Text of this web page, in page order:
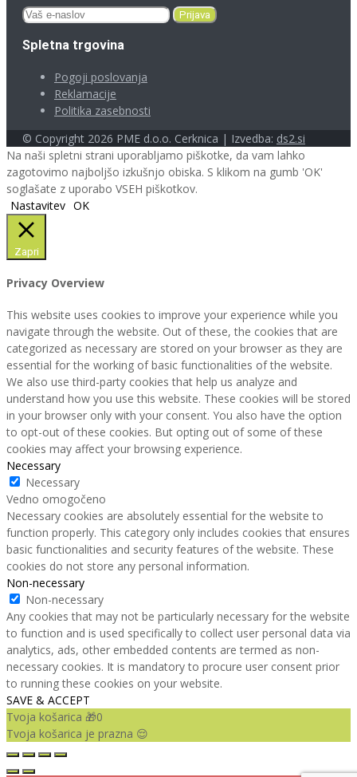
Spletna trgovina
Pogoji poslovanja
Reklamacije
Politika zasebnosti
© Copyright 2026 PME d.o.o. Cerknica | Izvedba: ds2.si
Na naši spletni strani uporabljamo piškotke, da vam lahko
zagotovimo najboljšo izkušnjo obiska. S klikom na gumb 'OK'
soglašate z uporabo VSEH piškotkov.
Nastavitev OK
Zapri
Privacy Overview
This website uses cookies to improve your experience while you
navigate through the website. Out of these, the cookies that are
categorized as necessary are stored on your browser as they are
essential for the working of basic functionalities of the website.
We also use third-party cookies that help us analyze and
understand how you use this website. These cookies will be stored
in your browser only with your consent. You also have the option
to opt-out of these cookies. But opting out of some of these
cookies may affect your browsing experience.
Necessary
Necessary
Vedno omogočeno
Necessary cookies are absolutely essential for the website to
function properly. This category only includes cookies that ensures
basic functionalities and security features of the website. These
cookies do not store any personal information.
Non-necessary
Non-necessary
Any cookies that may not be particularly necessary for the website
to function and is used specifically to collect user personal data via
analytics, ads, other embedded contents are termed as non-
necessary cookies. It is mandatory to procure user consent prior
to running these cookies on your website.
SAVE & ACCEPT
Tvoja košarica 🎁0
Tvoja košarica je prazna 😌